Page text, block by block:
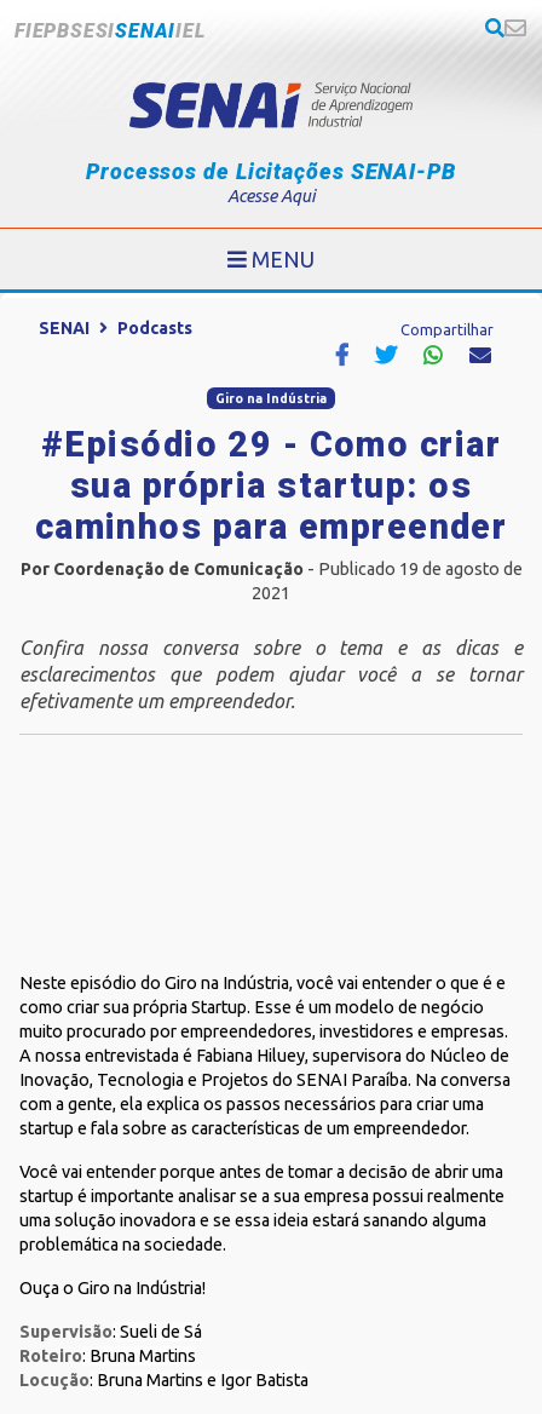
FIEPBSESISENAIIEL
Processos de Licitações SENAI-PB
Acesse Aqui
MENU
SENAI Podcasts Compartilhar
Giro na Indústria
#Episódio 29 - Como criar
sua própria startup: os
caminhos para empreender
Por Coordenação de Comunicação- Publicado 19 de agosto de
2021
Confira nossa conversa sobre o tema e as dicas e
esclarecimentos que podem ajudar você a se tornar
efetivamente um empreendedor.
Neste episódio do Giro na Indústria, você vai entender o que é e
como criar sua própria Startup. Esse é um modelo de negócio
muito procurado por empreendedores, investidores e empresas.
A nossa entrevistada é Fabiana Hiluey, supervisora do Núcleo de
Inovação, Tecnologia e Projetos do SENAI Paraíba. Na conversa
com a gente, ela explica os passos necessários para criar uma
startup e fala sobre as características de um empreendedor.
Você vai entender porque antes de tomar a decisão de abrir uma
startup é importante analisar se a sua empresa possui realmente
uma solução inovadora e se essa ideia estará sanando alguma
problemática na sociedade.
Ouça o Giro na Indústria!
Supervisão: Sueli de Sá
Roteiro: Bruna Martins
Locução: Bruna Martins e Igor Batista